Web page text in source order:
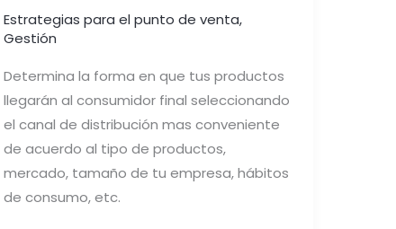
Estrategias para el punto de venta,
Gestión
Determina la forma en que tus productos
llegarán al consumidor final seleccionando
el canal de distribución mas conveniente
de acuerdo al tipo de productos,
mercado, tamaño de tu empresa, hábitos
de consumo, etc.